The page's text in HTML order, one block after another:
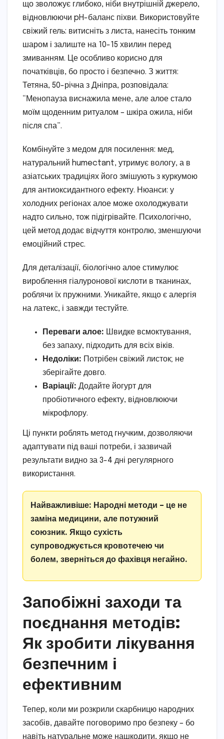
що зволожує глибоко, ніби внутрішній джерело,
відновлюючи pH-баланс піхви. Використовуйте
свіжий гель: витисніть з листа, нанесіть тонким
шаром і залиште на 10-15 хвилин перед
змиванням. Це особливо корисно для
початківців, бо просто і безпечно. З життя:
Тетяна, 50-річна з Дніпра, розповідала:
“Менопауза виснажила мене, але алое стало
моїм щоденним ритуалом – шкіра ожила, ніби
після спа”.
Комбінуйте з медом для посилення: мед,
натуральний humectant, утримує вологу, а в
азіатських традиціях його змішують з куркумою
для антиоксидантного ефекту. Нюанси: у
холодних регіонах алое може охолоджувати
надто сильно, тож підігрівайте. Психологічно,
цей метод додає відчуття контролю, зменшуючи
емоційний стрес.
Для деталізації, біологічно алое стимулює
вироблення гіалуронової кислоти в тканинах,
роблячи їх пружними. Уникайте, якщо є алергія
на латекс, і завжди тестуйте.
Переваги алое: Швидке всмоктування,
без запаху, підходить для всіх віків.
Недоліки: Потрібен свіжий листок; не
зберігайте довго.
Варіації: Додайте йогурт для
пробіотичного ефекту, відновлюючи
мікрофлору.
Ці пункти роблять метод гнучким, дозволяючи
адаптувати під ваші потреби, і зазвичай
результати видно за 3-4 дні регулярного
використання.
Найважливіше: Народні методи – це не
заміна медицини, але потужний
союзник. Якщо сухість
супроводжується кровотечею чи
болем, зверніться до фахівця негайно.
Запобіжні заходи та
поєднання методів:
Як зробити лікування
безпечним і
ефективним
Тепер, коли ми розкрили скарбницю народних
засобів, давайте поговоримо про безпеку – бо
навіть натуральне може нашкодити, якщо не